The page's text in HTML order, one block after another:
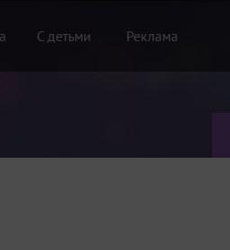
С детьми Реклама